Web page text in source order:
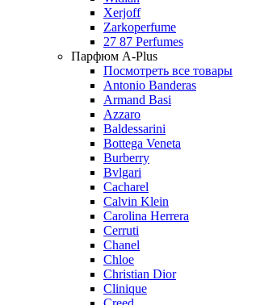
Xerjoff
Zarkoperfume
27 87 Perfumes
Парфюм A-Plus
Посмотреть все товары
Antonio Banderas
Armand Basi
Azzaro
Baldessarini
Bottega Veneta
Burberry
Bvlgari
Cacharel
Calvin Klein
Carolina Herrera
Cerruti
Chanel
Chloe
Christian Dior
Clinique